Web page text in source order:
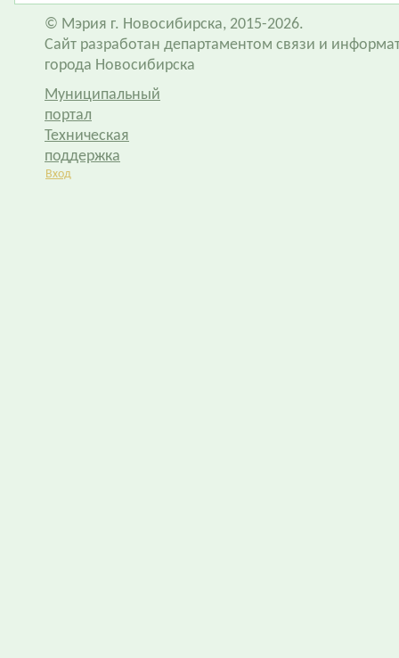
© Мэрия г. Новосибирска, 2015-2026.
Сайт разработан департаментом связи и
города Новосибирска
Муниципальный
портал
Техническая
поддержка
Вход